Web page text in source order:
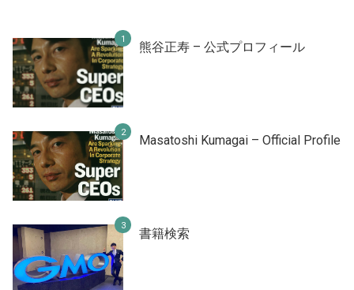
熊谷正寿 – 公式プロフィール
Masatoshi Kumagai – Official Profile
書籍検索